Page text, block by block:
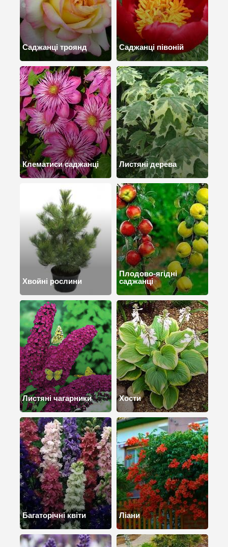
Саджанці троянд Саджанці півоній
Клематиси саджанці Листяні дерева
Хвойні рослини
Плодово-ягідні
саджанці
Листяні чагарники Хости
Багаторічні квіти Ліани